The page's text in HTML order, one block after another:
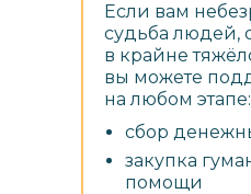
Если вам
судьба людей,
в крайне
вы можете
на любом этапе:
сбор
закупка
помощи